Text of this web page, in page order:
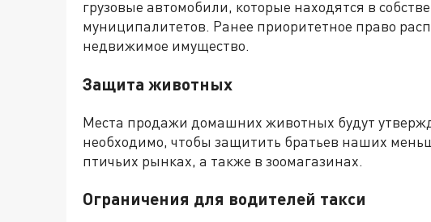
грузовые автомобили, которые находятся в
муниципалитетов. Ранее приоритетное право
недвижимое имущество.
Защита животных
Места продажи домашних животных будут
необходимо, чтобы защитить братьев наших
птичьих рынках, а также в зоомагазинах.
Ограничения для водителей такси